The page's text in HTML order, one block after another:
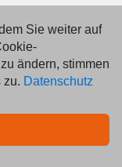
Sie weiter auf
ändern, stimmen
zu. Datenschutz